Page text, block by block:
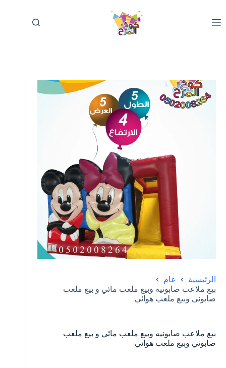
المحتوى
الرئيسية
عام
بيع ملاعب صابونيه وبيع ملعب مائي و بيع ملعب
صابوني وبيع ملعب هوائي
بيع ملاعب صابونيه وبيع ملعب مائي و بيع ملعب
صابوني وبيع ملعب هوائي